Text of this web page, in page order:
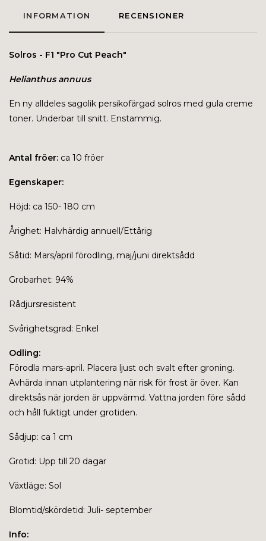
INFORMATION RECENSIONER
Solros - F1 "Pro Cut Peach"
Helianthus annuus
En ny alldeles sagolik persikofärgad solros med gula creme
toner. Underbar till snitt. Enstammig.
Antal fröer: ca 10 fröer
Egenskaper:
Höjd: ca 150- 180 cm
Årighet: Halvhärdig annuell/Ettårig
Såtid: Mars/april förodling, maj/juni direktsådd
Grobarhet: 94%
Rådjursresistent
Svårighetsgrad: Enkel
Odling:
Förodla mars-april. Placera ljust och svalt efter groning.
Avhärda innan utplantering när risk för frost är över. Kan
direktsås när jorden är uppvärmd. Vattna jorden före sådd
och håll fuktigt under grotiden.
Sådjup: ca 1 cm
Grotid: Upp till 20 dagar
Växtläge: Sol
Blomtid/skördetid: Juli- september
Info: